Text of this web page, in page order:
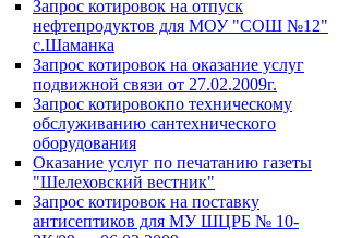
Запрос котировок на отпуск
нефтепродуктов для МОУ "СОШ №12"
с.Шаманка
Запрос котировок на оказание услуг
подвижной связи от 27.02.2009г.
Запрос котировокпо техническому
обслуживанию сантехнического
оборудования
Оказание услуг по печатанию газеты
"Шелеховский вестник"
Запрос котировок на поставку
антисептиков для МУ ШЦРБ № 10-